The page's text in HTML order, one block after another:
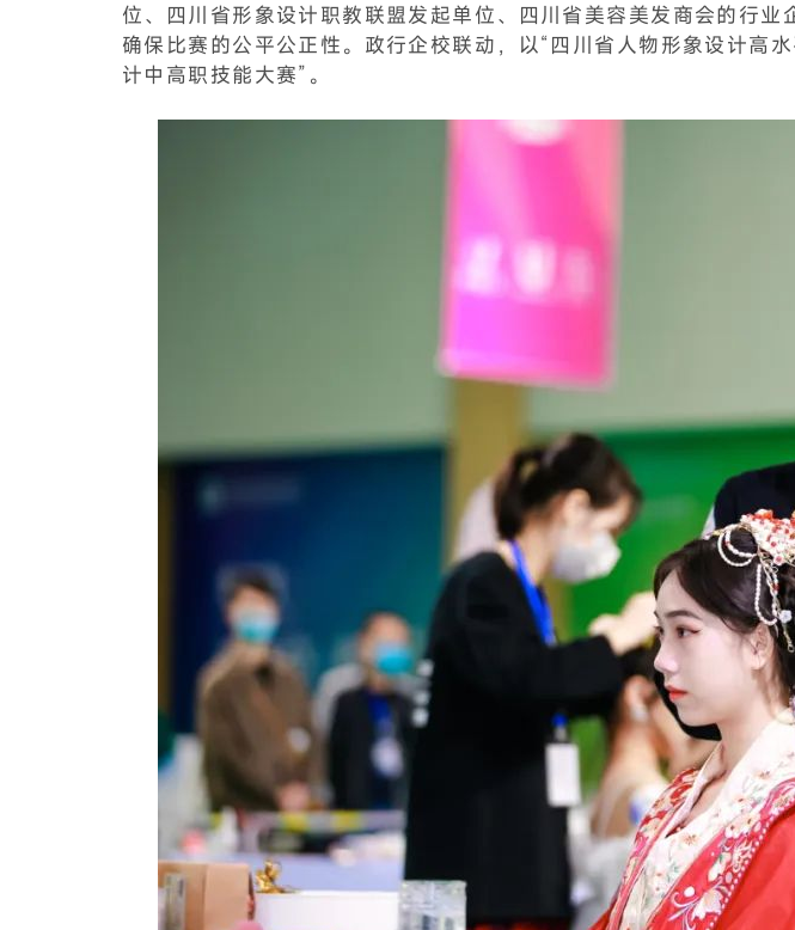
位、四川省形象设计职教联盟发起单位、四川省美容美发商会的行
确保比赛的公平公正性。政行企校联动，以“四川省人物形象设计高
计中高职技能大赛”。